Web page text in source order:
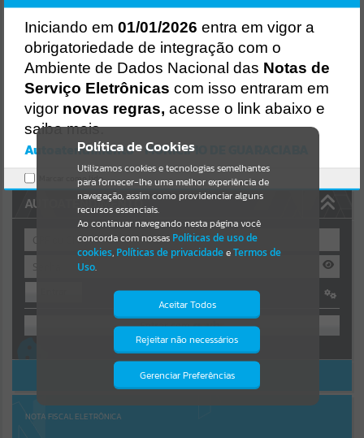
Resultados para""
Portais
Por favor, aguarde...
NOTÍCIAS
Por favor, aguarde...
Por favor, aguarde...
AUTOATENDIMENTO
OU
Cadastre-se|Recuperar Senha
ACESSAR SEM LOGIN
NOTA FISCAL ELETRÔNICA
Política de Cookies
Utilizamos cookies e tecnologias semelhantes
para fornecer-lhe uma melhor experiência de
navegação, assim como providenciar alguns
recursos essenciais.
Ao continuar navegando nesta página você
concorda com nossas Políticas de uso de
cookies, Políticas de privacidadeeTermos de
Uso.
Aceitar Todos
Rejeitar não necessários
Gerenciar Preferências
Isto significa que diversos recursos
providenciados poderão não estar
Iniciando em 01/01/2026 entra em vigor a
obrigatoriedade de integração com o
Ambiente de Dados Nacional das Notas de
Serviço Eletrônicas com isso entraram em
vigor novas regras, acesse o link abaixo e
saiba mais.
Autoatendimento - MUNICIPIO DE GUARACIABA
Marcar como lido.
SISTEMA
Gerenciamento do Sistema
CÓDIGO DA MENSAGEM:EST-000040
Ocorreu um erro de script:
Uncaught SyntaxError: Unexpected token '('
https://guaraciaba.atende.net/https:/guaraciaba.atende.net/cidadao/
pagina/licitacao-pregao-131-13-pp72-
13/static/bundle/wpo_index_2_base_l2_portal_editores_sync_d9fb7
7cfd5741fafc9972edc7a641fea.js?v=83d4f602:47
Verificar Mais Detalhes
OK